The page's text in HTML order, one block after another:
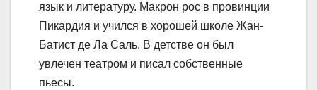
язык и литературу. Макрон рос в провинции
Пикардия и учился в хорошей школе Жан-
Батист де Ла Саль. В детстве он был
увлечен театром и писал собственные
пьесы.